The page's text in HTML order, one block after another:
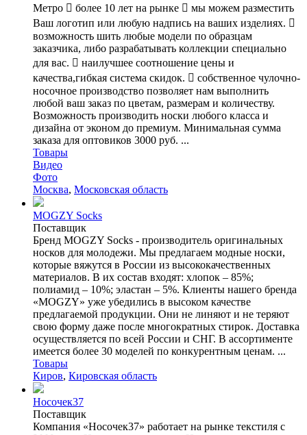
Метро  более 10 лет на рынке  мы можем разместить
Ваш логотип или любую надпись на ваших изделиях. 
возможность шить любые модели по образцам
заказчика, либо разрабатывать коллекции специально
для вас.  наилучшее соотношение цены и
качества,гибкая система скидок.  собственное чулочно-
носочное производство позволяет нам выполнить
любой ваш заказ по цветам, размерам и количеству.
Возможность производить носки любого класса и
дизайна от эконом до премиум. Минимальная сумма
заказа для оптовиков 3000 руб. ...
Товары
Видео
Фото
Москва, Московская область
MOGZY Socks
Поставщик
Бренд MOGZY Socks - производитель оригинальных
носков для молодежи. Мы предлагаем модные носки,
которые вяжутся в России из высококачественных
материалов. В их состав входят: хлопок – 85%;
полиамид – 10%; эластан – 5%. Клиенты нашего бренда
«MOGZY» уже убедились в высоком качестве
предлагаемой продукции. Они не линяют и не теряют
свою форму даже после многократных стирок. Доставка
осуществляется по всей России и СНГ. В ассортименте
имеется более 30 моделей по конкурентным ценам. ...
Товары
Киров, Кировская область
Носочек37
Поставщик
Компания «Носочек37» работает на рынке текстиля с